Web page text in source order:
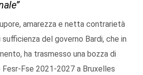
amarezza e netta contrarietà
del governo Bardi, che in
ha trasmesso una bozza di
Fesr-Fse 2021-2027 a Bruxelles